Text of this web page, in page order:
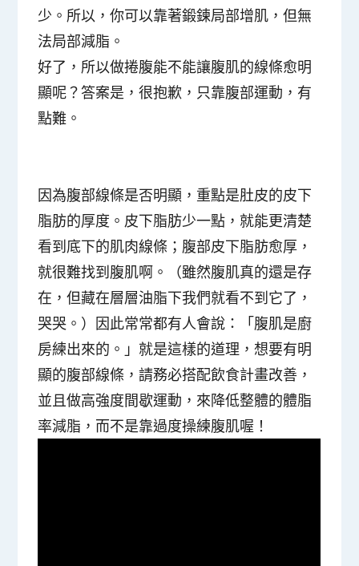
少。所以，你可以靠著鍛鍊局部增肌，但無
法局部減脂 。
好了，所以做捲腹能不能讓腹肌的線條愈明
顯呢？答案是，很抱歉，只靠腹部運動，有
點難。
因為腹部線條是否明顯，重點是肚皮的皮下
脂肪的厚度 。皮下脂肪少一點，就能更清楚
看到底下的肌肉線條；腹部皮下脂肪愈厚，
就很難找到腹肌啊。（雖然腹肌真的還是存
在，但藏在層層油脂下我們就看不到它了，
哭哭。）因此常常都有人會說：「腹肌是廚
房練出來的。」就是這樣的道理，想要有明
顯的腹部線條，請務必搭配飲食計畫改善，
並且做高強度間歇運動，來降低整體的體脂
率減脂，而不是靠過度操練腹肌喔！